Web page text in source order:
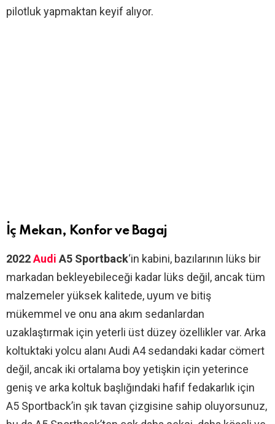
pilotluk yapmaktan keyif alıyor.
İç Mekan, Konfor ve Bagaj
2022Audi A5 Sportback‘in kabini, bazılarının lüks bir
markadan bekleyebileceği kadar lüks değil, ancak tüm
malzemeler yüksek kalitede, uyum ve bitiş
mükemmel ve onu ana akım sedanlardan
uzaklaştırmak için yeterli üst düzey özellikler var. Arka
koltuktaki yolcu alanı Audi A4 sedandaki kadar cömert
değil, ancak iki ortalama boy yetişkin için yeterince
geniş ve arka koltuk başlığındaki hafif fedakarlık için
A5 Sportback’in şık tavan çizgisine sahip oluyorsunuz,